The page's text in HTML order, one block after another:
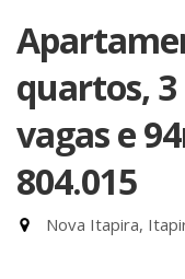
quartos,
vagas e
804.015
Nova Itapira,